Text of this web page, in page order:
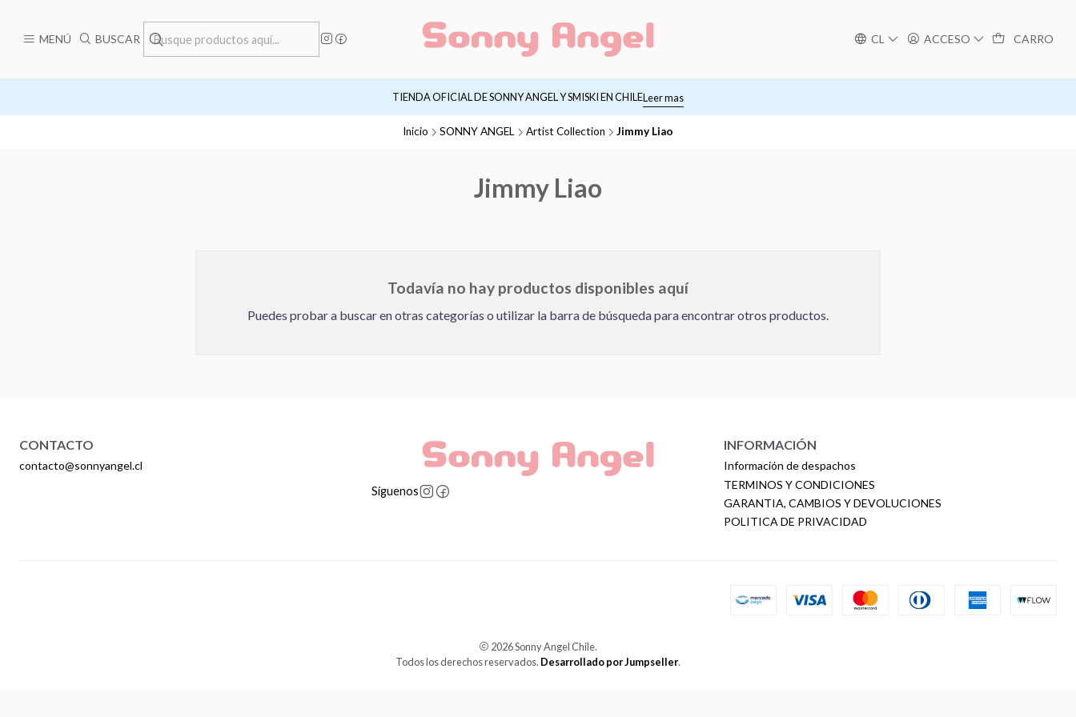
MENÚ BUSCAR CL ACCESO CARRO
TIENDA OFICIAL DE SONNY ANGEL Y SMISKI EN CHILELeer mas
Inicio SONNY ANGEL Artist Collection Jimmy Liao
Jimmy Liao
Todavía no hay productos disponibles aquí
Puedes probar a buscar en otras categorías o utilizar la barra de búsqueda para encontrar otros productos.
CONTACTO
contacto@sonnyangel.cl
Síguenos
INFORMACIÓN
Información de despachos
TERMINOS Y CONDICIONES
GARANTIA, CAMBIOS Y DEVOLUCIONES
POLITICA DE PRIVACIDAD
2026 Sonny Angel Chile.
Todos los derechos reservados. Desarrollado por Jumpseller.